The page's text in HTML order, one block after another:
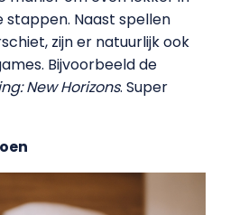
Naast spellen
zijn er natuurlijk ook
Bijvoorbeeld de
New Horizons. Super